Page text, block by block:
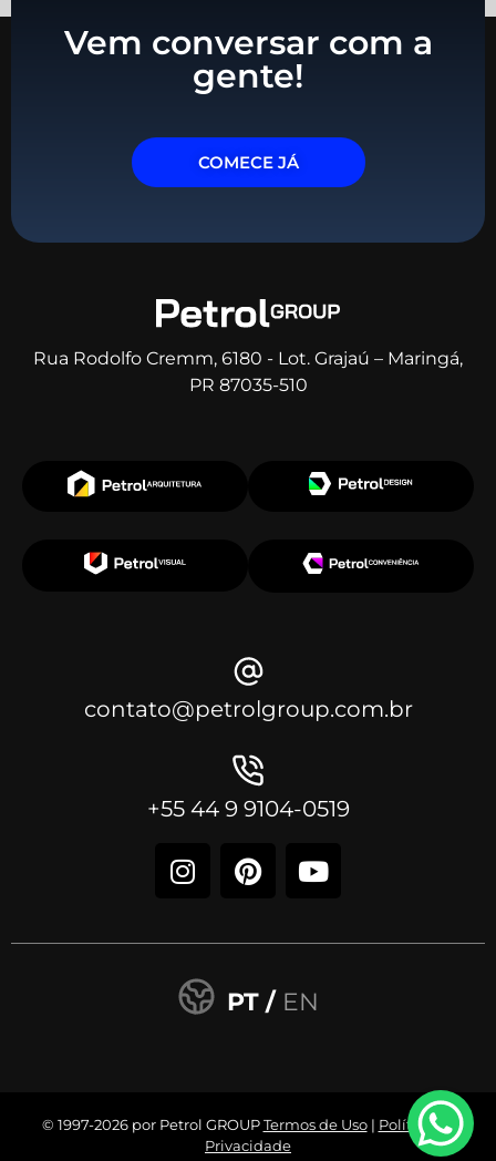
Vem conversar com a
gente!
COMECE JÁ
Rua Rodolfo Cremm, 6180 - Lot. Grajaú – Maringá,
PR 87035-510
contato@petrolgroup.com.br
+55 44 9 9104-0519
PT / EN
© 1997-2026 por Petrol GROUPTermos de Uso| Política de
Privacidade